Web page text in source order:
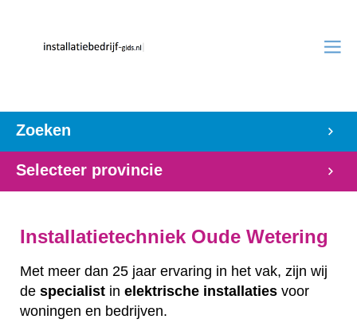
Zoeken
Selecteer provincie
Installatietechniek Oude Wetering
Met meer dan 25 jaar ervaring in het vak, zijn wij
de specialist in elektrische installaties voor
woningen en bedrijven.